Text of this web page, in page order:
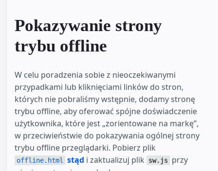
Pokazywanie strony
trybu offline
W celu poradzenia sobie z nieoczekiwanymi
przypadkami lub kliknięciami linków do stron,
których nie pobraliśmy wstępnie, dodamy stronę
trybu offline, aby oferować spójne doświadczenie
użytkownika, które jest „zorientowane na markę”,
w przeciwieństwie do pokazywania ogólnej strony
trybu offline przeglądarki. Pobierz plik
offline.html stąd i zaktualizuj plik sw.js
przy